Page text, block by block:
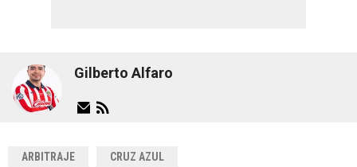
Gilberto Alfaro
ARBITRAJE CRUZ AZUL